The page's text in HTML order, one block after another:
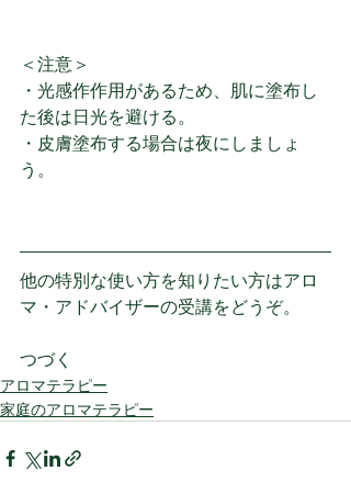
＜注意＞
・光感作作用があるため、肌に塗布し
た後は日光を避ける。
・皮膚塗布する場合は夜にしましょ
う。
他の特別な使い方を知りたい方はアロ
マ・アドバイザーの受講をどうぞ。
つづく
アロマテラピー
家庭のアロマテラピー